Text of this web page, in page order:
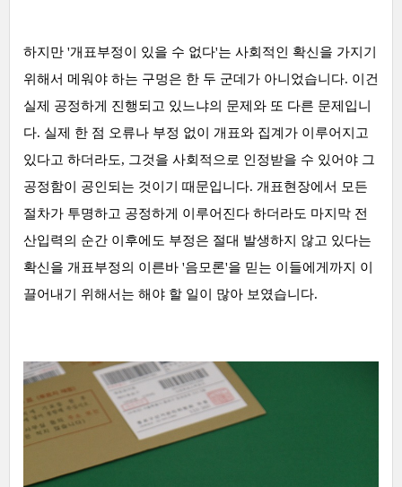
하지만 '개표부정이 있을 수 없다'는 사회적인 확신을 가지기
위해서 메워야 하는 구멍은 한 두 군데가 아니었습니다. 이건
실제 공정하게 진행되고 있느냐의 문제와 또 다른 문제입니
다. 실제 한 점 오류나 부정 없이 개표와 집계가 이루어지고
있다고 하더라도, 그것을 사회적으로 인정받을 수 있어야 그
공정함이 공인되는 것이기 때문입니다. 개표현장에서 모든
절차가 투명하고 공정하게 이루어진다 하더라도 마지막 전
산입력의 순간 이후에도 부정은 절대 발생하지 않고 있다는
확신을 개표부정의 이른바 '음모론'을 믿는 이들에게까지 이
끌어내기 위해서는 해야 할 일이 많아 보였습니다.